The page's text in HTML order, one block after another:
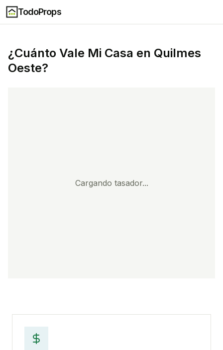
TodoProps
¿Cuánto Vale Mi Casa en Quilmes
Oeste?
Cargando tasador...